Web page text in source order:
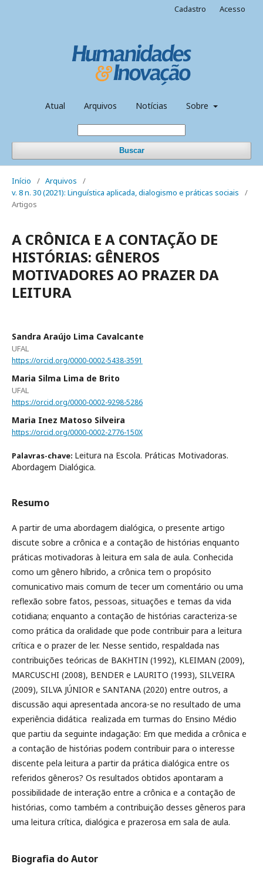
Atual Arquivos Notícias Sobre
Buscar
Cadastro Acesso
Início / Arquivos
/
v. 8 n. 30 (2021): Linguística aplicada, dialogismo e práticas sociais
/
Artigos
A CRÔNICA E A CONTAÇÃO DE
HISTÓRIAS: GÊNEROS
MOTIVADORES AO PRAZER DA
LEITURA
Sandra Araújo Lima Cavalcante
UFAL
https://orcid.org/0000-0002-5438-3591
Maria Silma Lima de Brito
UFAL
https://orcid.org/0000-0002-9298-5286
Maria Inez Matoso Silveira
https://orcid.org/0000-0002-2776-150X
Palavras-chave: Leitura na Escola. Práticas Motivadoras.
Abordagem Dialógica.
Resumo
A partir de uma abordagem dialógica, o presente artigo
discute sobre a crônica e a contação de histórias enquanto
práticas motivadoras à leitura em sala de aula. Conhecida
como um gênero híbrido, a crônica tem o propósito
comunicativo mais comum de tecer um comentário ou uma
reflexão sobre fatos, pessoas, situações e temas da vida
cotidiana; enquanto a contação de histórias caracteriza-se
como prática da oralidade que pode contribuir para a leitura
crítica e o prazer de ler. Nesse sentido, respaldada nas
contribuições teóricas de BAKHTIN (1992), KLEIMAN (2009),
MARCUSCHI (2008), BENDER e LAURITO (1993), SILVEIRA
(2009), SILVA JÚNIOR e SANTANA (2020) entre outros, a
discussão aqui apresentada ancora-se no resultado de uma
experiência didática realizada em turmas do Ensino Médio
que partiu da seguinte indagação: Em que medida a crônica e
a contação de histórias podem contribuir para o interesse
discente pela leitura a partir da prática dialógica entre os
referidos gêneros? Os resultados obtidos apontaram a
possibilidade de interação entre a crônica e a contação de
histórias, como também a contribuição desses gêneros para
uma leitura crítica, dialógica e prazerosa em sala de aula.
Biografia do Autor